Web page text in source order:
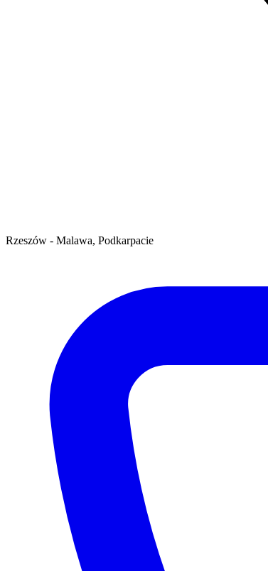
Rzeszów - Malawa, Podkarpacie